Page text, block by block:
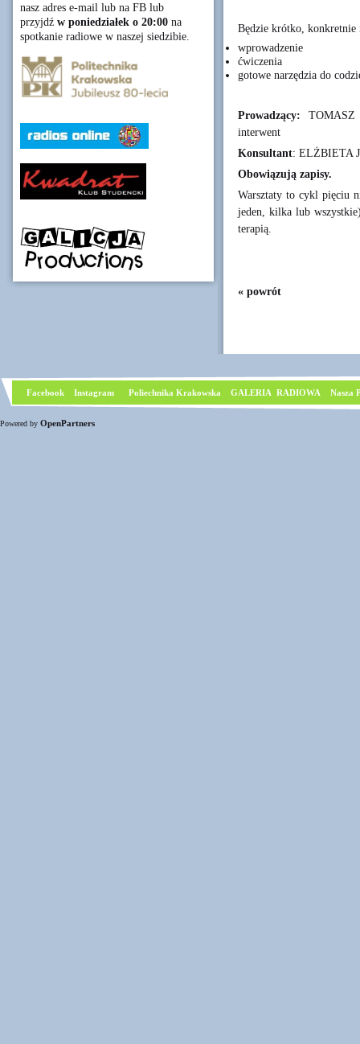
nasz adres e-mail lub na FB lub
przyjdź w poniedziałek o 20:00 na
spotkanie radiowe w naszej siedzibie.
Będzie krótko, konkretnie
wprowadzenie
ćwiczenia
gotowe narzędzia do
Prowadzący: TOMASZ
interwent
Konsultant: ELŻBIETA
Obowiązują zapisy.
Warsztaty to cykl pięciu
jeden, kilka lub
terapią.
« powrót
Facebook Instagram Poliechnika Krakowska GALERIA RADIOWA Nasza
Powered by OpenPartners